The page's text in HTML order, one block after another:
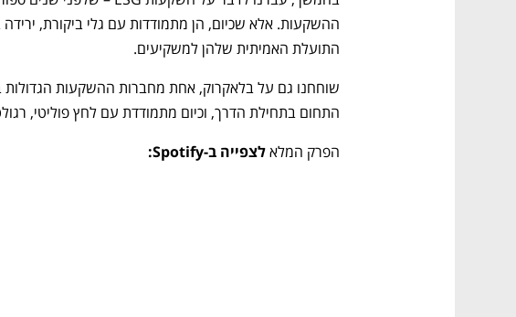
התועלת האמיתית שלהן למשקיעים.
התחום בתחילת הדרך, וכיום מתמודדת עם לחץ פוליטי,
הפרק המלא לצפייה ב-Spotify: